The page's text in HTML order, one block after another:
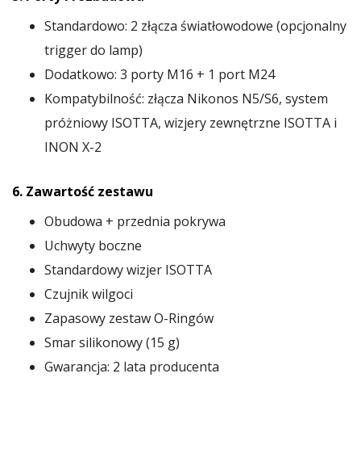
Standardowo: 2 złącza światłowodowe (opcjonalny
trigger do lamp)
Dodatkowo: 3 porty M16 + 1 port M24
Kompatybilność: złącza Nikonos N5/S6, system
próżniowy ISOTTA, wizjery zewnętrzne ISOTTA i
INON X-2
6. Zawartość zestawu
Obudowa + przednia pokrywa
Uchwyty boczne
Standardowy wizjer ISOTTA
Czujnik wilgoci
Zapasowy zestaw O-Ringów
Smar silikonowy (15 g)
Gwarancja: 2 lata producenta